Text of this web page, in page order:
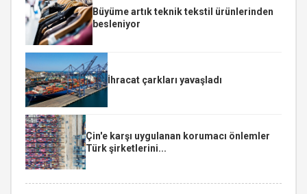
Büyüme artık teknik tekstil ürünlerinden
besleniyor
İhracat çarkları yavaşladı
Çin'e karşı uygulanan korumacı önlemler
Türk şirketlerini...